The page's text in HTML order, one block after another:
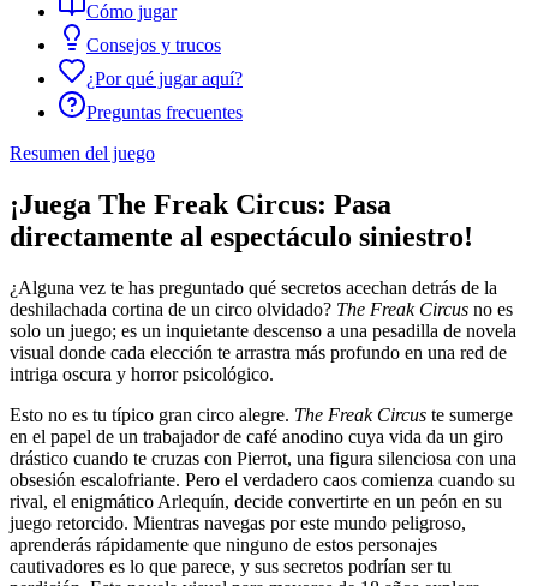
Cómo jugar
Consejos y trucos
¿Por qué jugar aquí?
Preguntas frecuentes
Resumen del juego
¡Juega The Freak Circus: Pasa
directamente al espectáculo siniestro!
¿Alguna vez te has preguntado qué secretos acechan detrás de la
deshilachada cortina de un circo olvidado? The Freak Circus no es
solo un juego; es un inquietante descenso a una pesadilla de novela
visual donde cada elección te arrastra más profundo en una red de
intriga oscura y horror psicológico.
Esto no es tu típico gran circo alegre. The Freak Circus te sumerge
en el papel de un trabajador de café anodino cuya vida da un giro
drástico cuando te cruzas con Pierrot, una figura silenciosa con una
obsesión escalofriante. Pero el verdadero caos comienza cuando su
rival, el enigmático Arlequín, decide convertirte en un peón en su
juego retorcido. Mientras navegas por este mundo peligroso,
aprenderás rápidamente que ninguno de estos personajes
cautivadores es lo que parece, y sus secretos podrían ser tu